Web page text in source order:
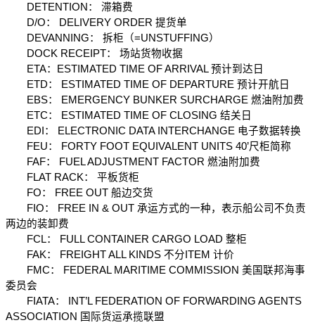
DETENTION： 滞箱费
D/O： DELIVERY ORDER 提货单
DEVANNING： 拆柜（=UNSTUFFING）
DOCK RECEIPT： 场站货物收据
ETA：ESTIMATED TIME OF ARRIVAL 预计到达日
ETD： ESTIMATED TIME OF DEPARTURE 预计开航日
EBS： EMERGENCY BUNKER SURCHARGE 燃油附加费
ETC： ESTIMATED TIME OF CLOSING 结关日
EDI： ELECTRONIC DATA INTERCHANGE 电子数据转换
FEU： FORTY FOOT EQUIVALENT UNITS 40’尺柜简称
FAF： FUEL ADJUSTMENT FACTOR 燃油附加费
FLAT RACK： 平板货柜
FO： FREE OUT 船边交货
FIO： FREE IN & OUT 承运方式的一种，表示船公司不负责
两边的装卸费
FCL： FULL CONTAINER CARGO LOAD 整柜
FAK： FREIGHT ALL KINDS 不分ITEM 计价
FMC： FEDERAL MARITIME COMMISSION 美国联邦海事
委员会
FIATA： INT’L FEDERATION OF FORWARDING AGENTS
ASSOCIATION 国际货运承揽联盟